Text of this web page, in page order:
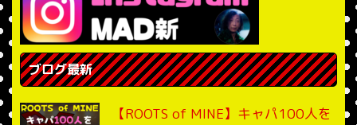
ブログ最新
【ROOTS of MINE】キャパ100人を